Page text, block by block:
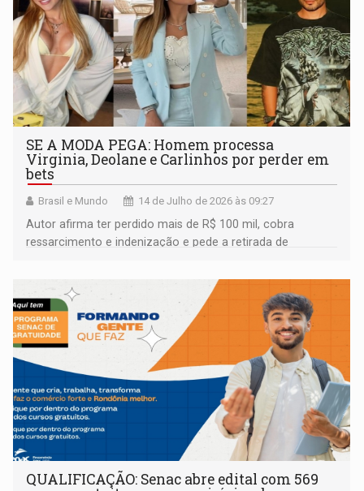
SE A MODA PEGA: Homem processa
Virginia, Deolane e Carlinhos por perder em
bets
Brasil e Mundo 14 de Julho de 2026 às 09:27
Autor afirma ter perdido mais de R$ 100 mil, cobra
ressarcimento e indenização e pede a retirada de
QUALIFICAÇÃO: Senac abre edital com 569